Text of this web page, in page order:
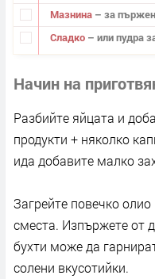
Мазнина – за
Сладко – или пудра
Начин на
Разбийте яйцата и
продукти + няколко
ида добавите малко
Загрейте повечко
сместа. Изпържете от
бухти може да
солени вкусотийки.